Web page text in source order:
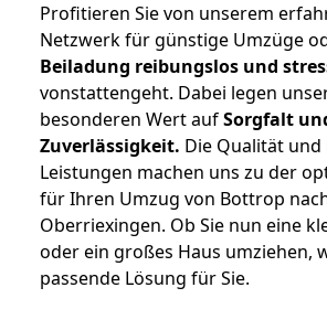
Profitieren Sie von unserem
Netzwerk für günstige Umzüge
Beiladung reibungslos und
vonstattengeht. Dabei legen
besonderen Wert aufSorgfalt
Zuverlässigkeit. Die Qualität
Leistungen machen uns zu der
für Ihren Umzug von Bottrop
Oberriexingen. Ob Sie nun eine
oder ein großes Haus umziehen,
passende Lösung für Sie.